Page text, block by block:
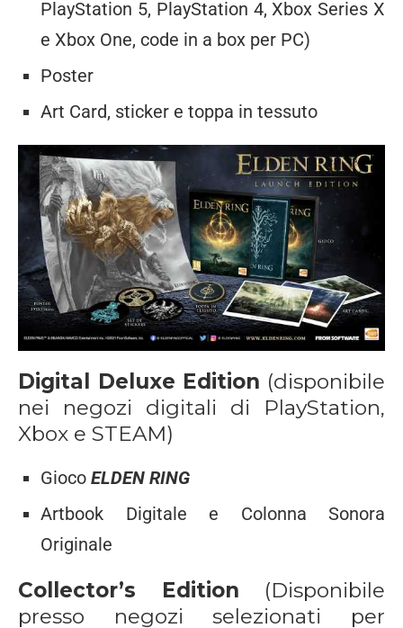
PlayStation 5, PlayStation 4, Xbox Series X
e Xbox One, code in a box per PC)
Poster
Art Card, sticker e toppa in tessuto
Digital Deluxe Edition (disponibile
nei negozi digitali di PlayStation,
Xbox e STEAM)
Gioco ELDEN RING
Artbook Digitale e Colonna Sonora
Originale
Collector’s Edition (Disponibile
presso negozi selezionati per